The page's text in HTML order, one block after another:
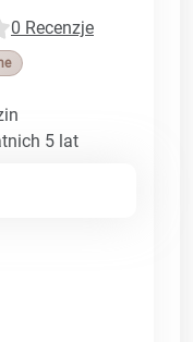
0 Recenzje
5 lat